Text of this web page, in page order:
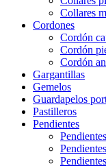
Collares
Cordones
Cordón
Cordón
Cordón
Gargantillas
Gemelos
Guardapelos
Pastilleros
Pendientes